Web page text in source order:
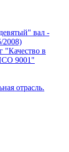
вал -
2008)
"Качество в
9001"
отрасль.